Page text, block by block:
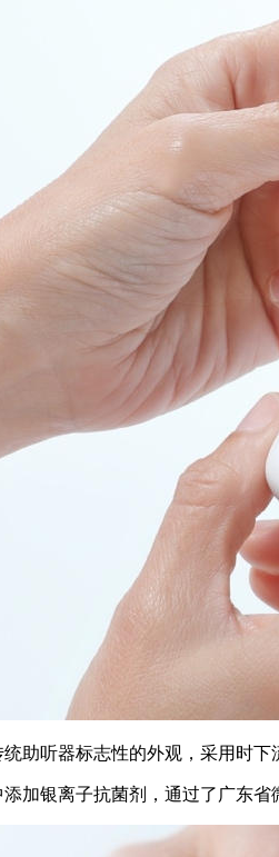
助听器标志性的外观，采用时
加银离子抗菌剂，通过了广东